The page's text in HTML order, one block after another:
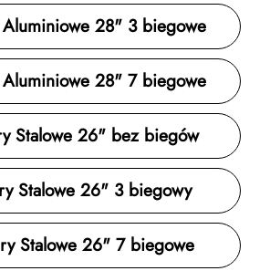
Aluminiowe 28" 3 biegowe
Aluminiowe 28" 7 biegowe
Stalowe 26" bez biegów
Stalowe 26" 3 biegowy
Stalowe 26" 7 biegowe